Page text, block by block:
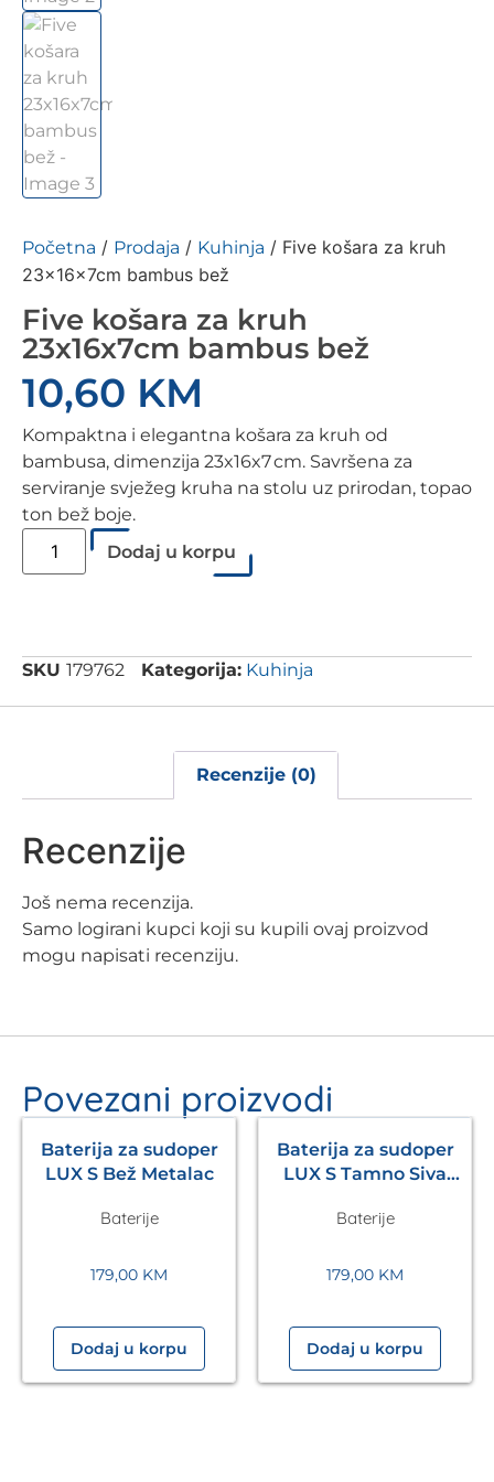
Početna / Prodaja / Kuhinja / Five košara za kruh
23x16x7cm bambus bež
Five košara za kruh
23x16x7cm bambus bež
10,60 KM
Kompaktna i elegantna košara za kruh od
bambusa, dimenzija 23x16x7 cm. Savršena za
serviranje svježeg kruha na stolu uz prirodan, topao
ton bež boje.
Dodaj u korpu
SKU 179762 Kategorija: Kuhinja
Recenzije (0)
Recenzije
Još nema recenzija.
Samo logirani kupci koji su kupili ovaj proizvod
mogu napisati recenziju.
Povezani proizvodi
Baterija za sudoper
LUX S Bež Metalac
Baterije
179,00 KM
Dodaj u korpu
Baterija za sudoper
LUX S Tamno Siva
Baterije
179,00 KM
Dodaj u korpu